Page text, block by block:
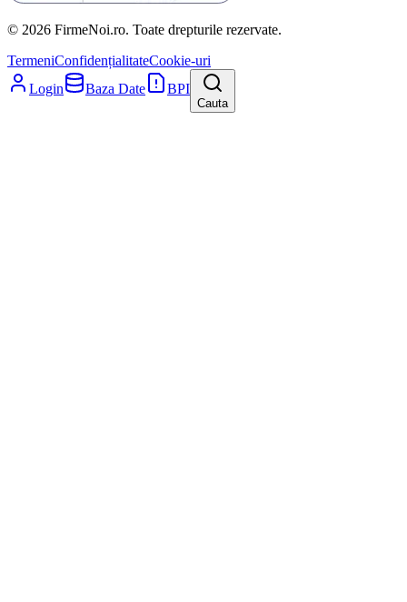
© 2026 FirmeNoi.ro. Toate drepturile rezervate.
TermeniConfidențialitateCookie-uri
Login
Baza Date BPI
Cauta